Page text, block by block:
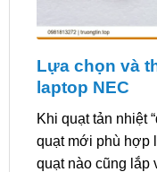
Lựa chọn và
laptop NEC
Khi quạt tản nhiệt
quạt mới phù hợp
quạt nào cũng lắp